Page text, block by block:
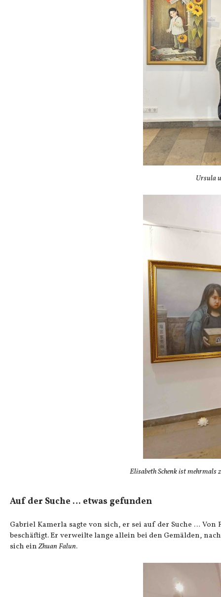
Ursula
Elisabeth Schenk ist mehrmals
Auf der Suche … etwas gefunden
Gabriel Kamerla sagte von sich, er sei auf der Suche …
beschäftigt. Er verweilte lange allein bei den Gemälden,
sich einZhuan Falun.